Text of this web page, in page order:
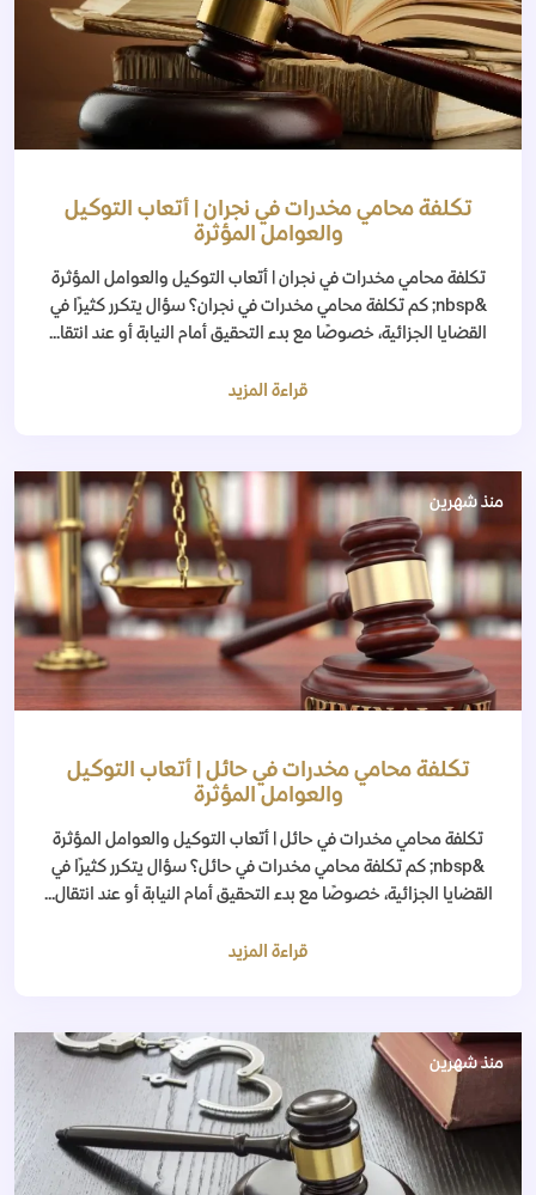
تكلفة محامي مخدرات في نجران | أتعاب التوكيل
والعوامل المؤثرة
تكلفة محامي مخدرات في نجران | أتعاب التوكيل والعوامل المؤثرة
&nbsp; كم تكلفة محامي مخدرات في نجران؟ سؤال يتكرر كثيرًا في
القضايا الجزائية، خصوصًا مع بدء التحقيق أمام النيابة أو عند انتقا...
قراءة المزيد
منذ شهرين
تكلفة محامي مخدرات في حائل | أتعاب التوكيل
والعوامل المؤثرة
تكلفة محامي مخدرات في حائل | أتعاب التوكيل والعوامل المؤثرة
&nbsp; كم تكلفة محامي مخدرات في حائل؟ سؤال يتكرر كثيرًا في
القضايا الجزائية، خصوصًا مع بدء التحقيق أمام النيابة أو عند انتقال...
قراءة المزيد
منذ شهرين